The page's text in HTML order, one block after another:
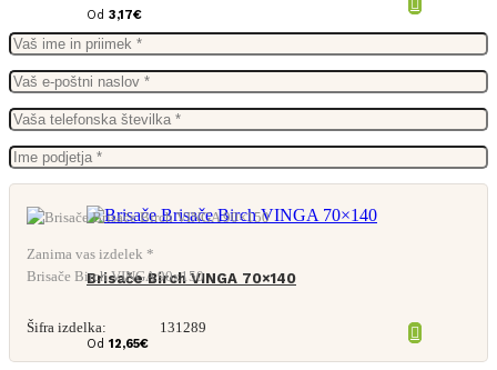
Od 3,17€
Brisače Birch VINGA 70×140
Od 12,65€
Zanima vas izdelek *
Brisače Birch VINGA 90x150
Šifra izdelka: 131289